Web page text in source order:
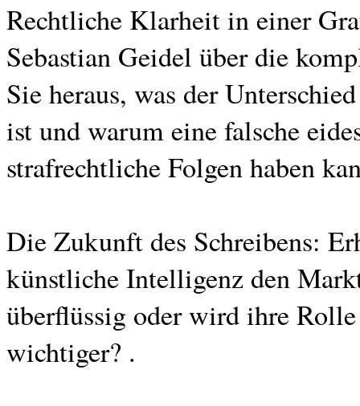
Rechtliche Klarheit in einer
Sebastian Geidel über die
Sie heraus, was der
ist und warum eine falsche
strafrechtliche Folgen haben
Die Zukunft des Schreibens:
künstliche Intelligenz den
überflüssig oder wird ihre
wichtiger? .